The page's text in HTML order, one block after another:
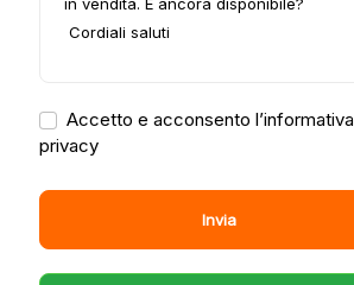
Accetto e acconsento l’informativa
privacy
Invia